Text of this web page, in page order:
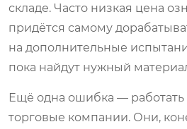
складе. Часто низкая цена
придётся самому
на дополнительные
пока найдут нужный
Ещё одна ошибка — работать
торговые компании. Они,